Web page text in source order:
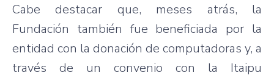
Cabe destacar que, meses atrás, la
Fundación también fue beneficiada por la
entidad con la donación de computadoras y, a
través de un convenio con la Itaipu